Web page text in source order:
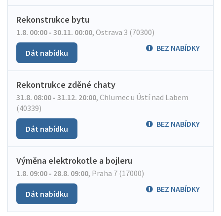
Rekonstrukce bytu
1.8. 00:00 - 30.11. 00:00, Ostrava 3 (70300)
BEZ NABÍDKY
Dát nabídku
Rekontrukce zděné chaty
31.8. 08:00 - 31.12. 20:00, Chlumec u Ústí nad Labem
(40339)
BEZ NABÍDKY
Dát nabídku
Výměna elektrokotle a bojleru
1.8. 09:00 - 28.8. 09:00, Praha 7 (17000)
BEZ NABÍDKY
Dát nabídku